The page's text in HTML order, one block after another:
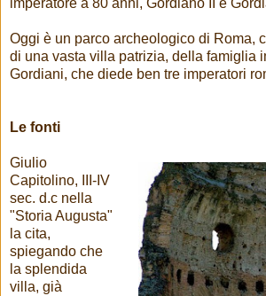
imperatore a 80 anni, Gordiano II e
Oggi è un parco archeologico di Roma,
di una vasta villa patrizia, della famiglia
Gordiani, che diede ben tre imperatori
Le fonti
Giulio
Capitolino, III-IV
sec. d.c nella
"Storia Augusta"
la cita,
spiegando che
la splendida
villa, già